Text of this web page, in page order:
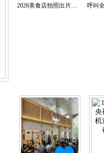
2026美食店拍照出片… 呼叫